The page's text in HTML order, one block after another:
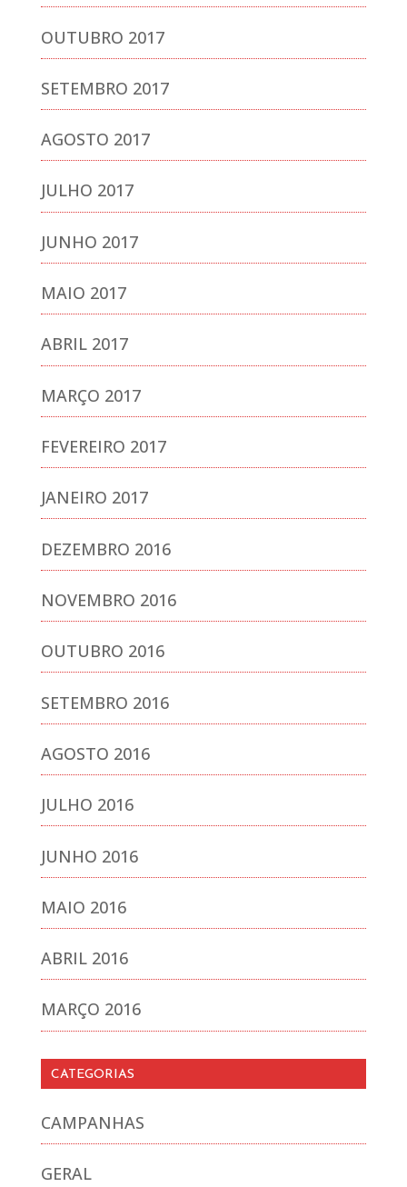
OUTUBRO 2017
SETEMBRO 2017
AGOSTO 2017
JULHO 2017
JUNHO 2017
MAIO 2017
ABRIL 2017
MARÇO 2017
FEVEREIRO 2017
JANEIRO 2017
DEZEMBRO 2016
NOVEMBRO 2016
OUTUBRO 2016
SETEMBRO 2016
AGOSTO 2016
JULHO 2016
JUNHO 2016
MAIO 2016
ABRIL 2016
MARÇO 2016
CATEGORIAS
CAMPANHAS
GERAL